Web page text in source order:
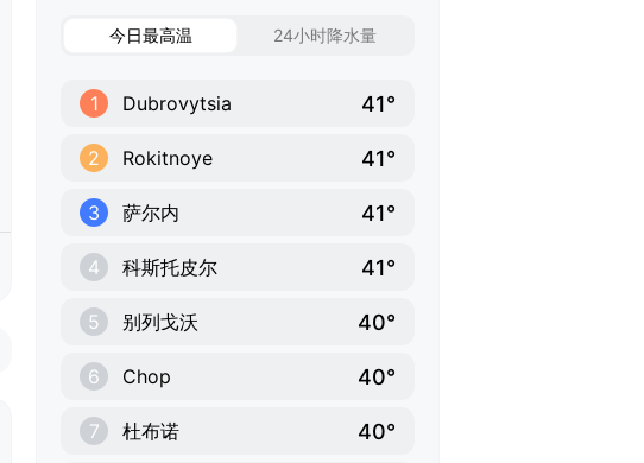
今日最高温 24小时降水量
1 Dubrovytsia 41°
2 Rokitnoye 41°
3 萨尔内 41°
4 科斯托皮尔 41°
5 别列戈沃 40°
6 Chop 40°
7 杜布诺 40°